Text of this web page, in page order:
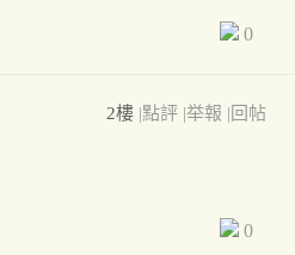
0
2樓 |點評 |举報 |回帖
0